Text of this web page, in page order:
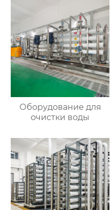
Оборудование для
очистки воды